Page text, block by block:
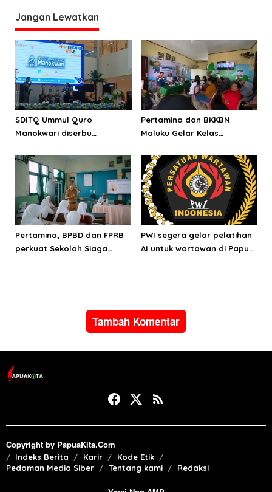
o
s
Jangan Lewatkan
SDITQ Ummul Quro
Manokwari diserbu
MCM
Pertamina dan BKKBN
Maluku Gelar Kelas
Ketahanan Keluarga
Pertamina, BPBD dan FPRB
perkuat Sekolah Siaga
PWI segera gelar pelatihan
AI untuk wartawan di Papua
Tambah Komentar
Copyright by PapuaKita.Com
Indeks Berita Karir
Kode Etik
Pedoman Media Siber
Tentang kami Redaksi